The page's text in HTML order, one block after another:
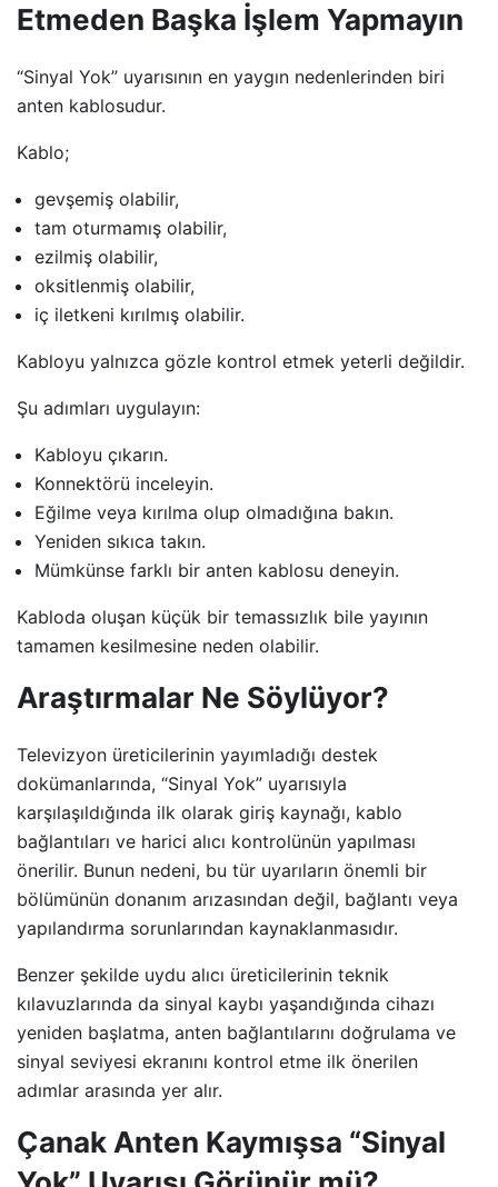
Etmeden Başka İşlem Yapmayın
“Sinyal Yok” uyarısının en yaygın nedenlerinden biri
anten kablosudur.
Kablo;
gevşemiş olabilir,
tam oturmamış olabilir,
ezilmiş olabilir,
oksitlenmiş olabilir,
iç iletkeni kırılmış olabilir.
Kabloyu yalnızca gözle kontrol etmek yeterli değildir.
Şu adımları uygulayın:
Kabloyu çıkarın.
Konnektörü inceleyin.
Eğilme veya kırılma olup olmadığına bakın.
Yeniden sıkıca takın.
Mümkünse farklı bir anten kablosu deneyin.
Kabloda oluşan küçük bir temassızlık bile yayının
tamamen kesilmesine neden olabilir.
Araştırmalar Ne Söylüyor?
Televizyon üreticilerinin yayımladığı destek
dokümanlarında, “Sinyal Yok” uyarısıyla
karşılaşıldığında ilk olarak giriş kaynağı, kablo
bağlantıları ve harici alıcı kontrolünün yapılması
önerilir. Bunun nedeni, bu tür uyarıların önemli bir
bölümünün donanım arızasından değil, bağlantı veya
yapılandırma sorunlarından kaynaklanmasıdır.
Benzer şekilde uydu alıcı üreticilerinin teknik
kılavuzlarında da sinyal kaybı yaşandığında cihazı
yeniden başlatma, anten bağlantılarını doğrulama ve
sinyal seviyesi ekranını kontrol etme ilk önerilen
adımlar arasında yer alır.
Çanak Anten Kaymışsa “Sinyal